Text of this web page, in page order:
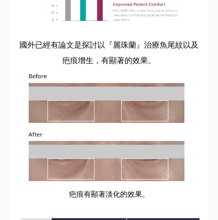
國外已經有論文是探討以『麗珠蘭』治療魚尾紋以及
疤痕增生，有顯著的效果。
疤痕有顯著淡化的效果。